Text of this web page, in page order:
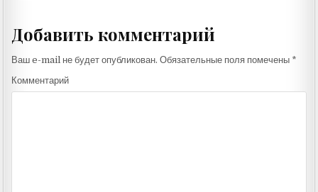
Добавить комментарий
Ваш e-mail не будет опубликован. Обязательные поля помечены *
Комментарий